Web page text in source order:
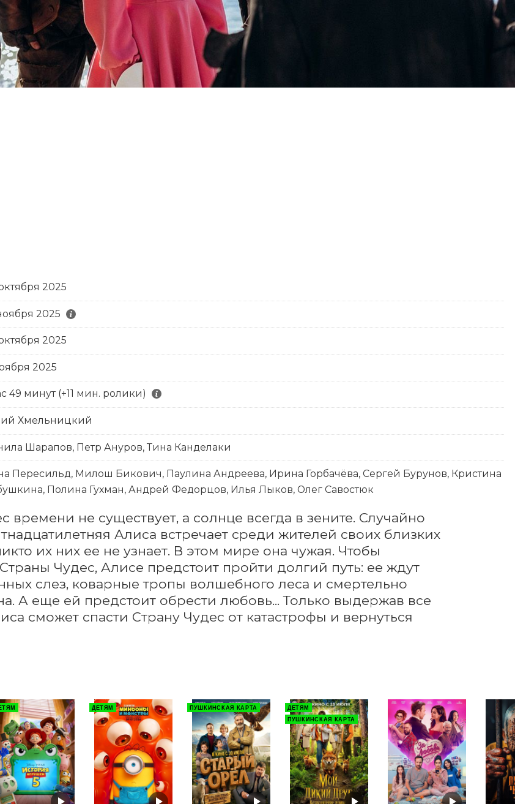
2025
2025
2025
2025
49 минут (+11 мин. ролики)
Хмельницкий
Шарапов, Петр Ануров, Тина Канделаки
Пересильд, Милош Бикович, Паулина Андреева, Ирина Горбачёва, Сергей Бурунов, Кристина
Полина Гухман, Андрей Федорцов, Илья Лыков, Олег Савостюк
времени не существует, а солнце всегда в зените. Случайно
Алиса встречает среди жителей своих близких
их них ее не узнает. В этом мире она чужая. Чтобы
Чудес, Алисе предстоит пройти долгий путь: ее ждут
слез, коварные тропы волшебного леса и смертельно
А еще ей предстоит обрести любовь... Только выдержав все
сможет спасти Страну Чудес от катастрофы и вернуться
ДЕТЯМ ПУШКИНСКАЯ КАРТА
ДЕТЯМ
ПУШКИНСКАЯ КАРТА